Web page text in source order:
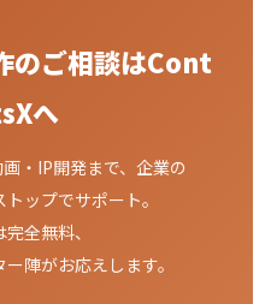
のご相談はCont
へ
・IP開発まで、企業の
トップでサポート。
全無料、
陣がお応えします。